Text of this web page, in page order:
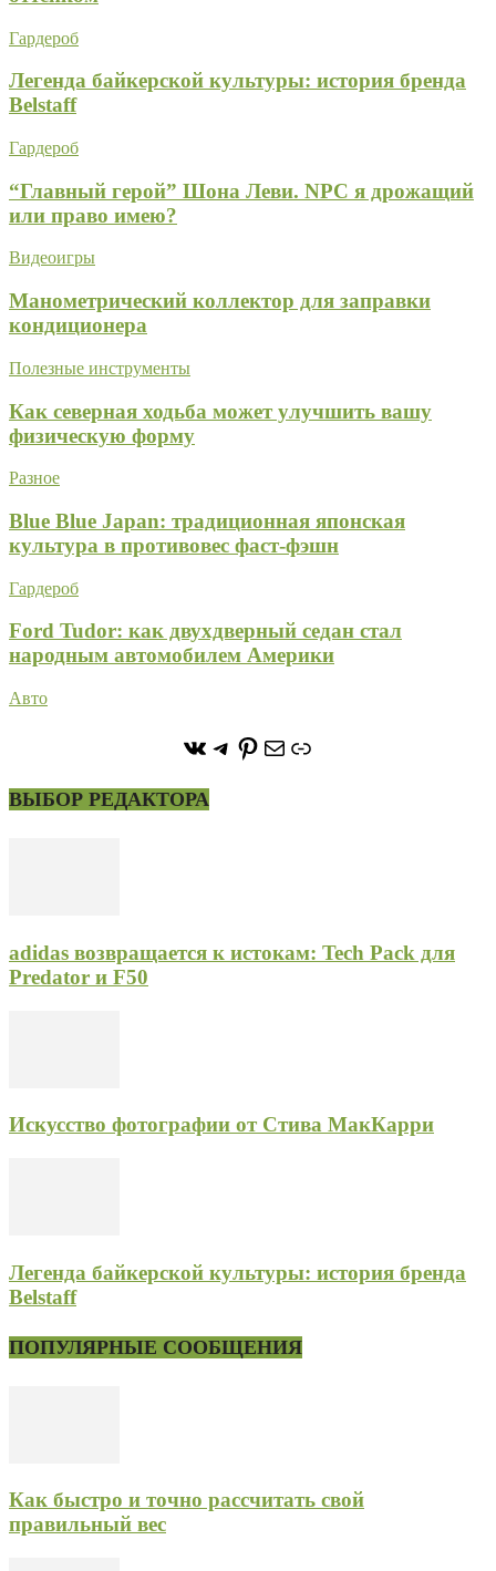
Гардероб
Легенда байкерской культуры: история бренда
Belstaff
Гардероб
“Главный герой” Шона Леви. NPC я дрожащий
или право имею?
Видеоигры
Манометрический коллектор для заправки
кондиционера
Полезные инструменты
Как северная ходьба может улучшить вашу
физическую форму
Разное
Blue Blue Japan: традиционная японская
культура в противовес фаст-фэшн
Гардероб
Ford Tudor: как двухдверный седан стал
народным автомобилем Америки
Авто
https://vk.com/
https://t.me/stoneforest
https://
ПочтаСсылка
ВЫБОР РЕДАКТОРА
adidas возвращается к истокам: Tech Pack для
Predator и F50
Искусство фотографии от Стива МакКарри
Легенда байкерской культуры: история бренда
Belstaff
ПОПУЛЯРНЫЕ СООБЩЕНИЯ
Как быстро и точно рассчитать свой
правильный вес